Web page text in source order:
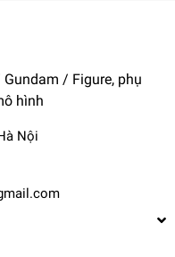
/ Figure, phụ
hình
Nội